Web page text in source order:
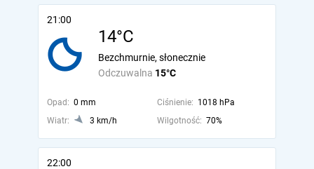
21:00
14°C
Odczuwalna 15°C
Bezchmurnie, słonecznie
Opad: 0 mm Ciśnienie: 1018 hPa
Wiatr:
3 km/h Wilgotność: 70%
22:00